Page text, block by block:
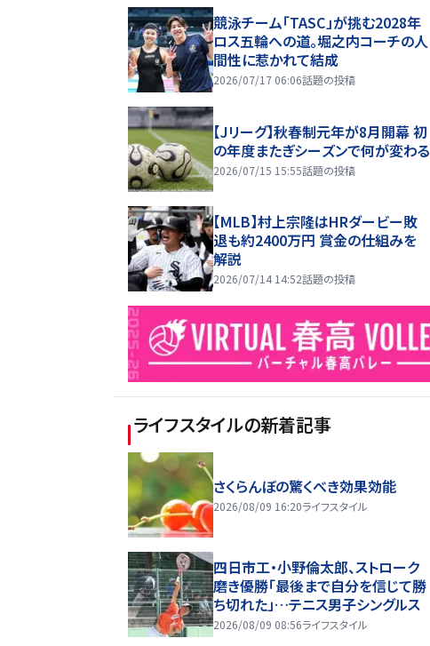
競泳チーム「TASC」が挑む2028年
ロス五輪への道。堀之内コーチの人
間性に惹かれて結成
2026/07/17 06:06話題の投稿
【Jリーグ】秋春制元年が8月開幕 初
の年度またぎシーズンで何が変わる
2026/07/15 15:55話題の投稿
【MLB】村上宗隆はHRダービー敗
退も約2400万円 賞金の仕組みを
解説
2026/07/14 14:52話題の投稿
ライフスタイルの新着記事
さくらんぼの驚くべき効果効能
2026/08/09 16:20ライフスタイル
四日市工・小野倫太郎、ストローク
磨き優勝「最後まで自分を信じて勝
ち切れた」…テニス男子シングルス
2026/08/09 08:56ライフスタイル